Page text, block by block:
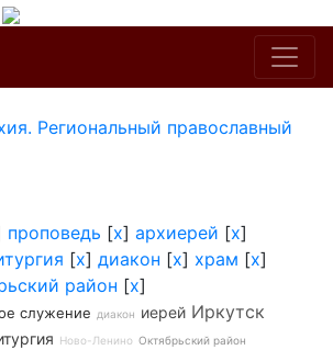
Региональный православный
проповедь [x] архиерей [x]
[x] диакон [x] храм [x]
район [x]
служение диакон иерей Иркутск
Ново-Ленино Октябрьский район